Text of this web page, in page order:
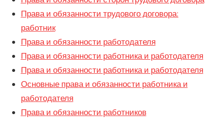
Права и обязанности трудового договора:
работник
Права и обязанности работодателя
Права и обязанности работника и работодателя
Права и обязанности работника и работодателя
Основные права и обязанности работника и
работодателя
Права и обязанности работников